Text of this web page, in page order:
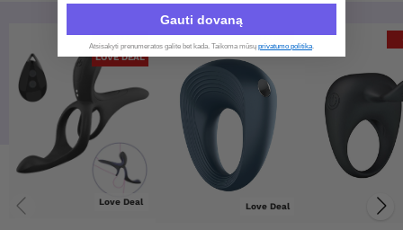
LOVE DEAL
Love Deal Love Deal
Gauti dovaną
Atsisakyti prenumeratos galite bet kada. Taikoma mūsų privatumo politika.​